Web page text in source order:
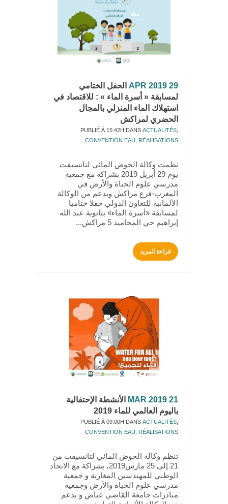
29 APR 2019
الحفل الختامي
لمسابقة « أسرة الماء » : للاقتصاد في
استهلاك الماء المنزلي بالمجال
الحضري لمراكش
PUBLIÉ À 15:42H DANS ACTUALITÉS
CONVENTION EAU
RÉALISATIONS
نظمت وكالة الحوض المائي لتانسيفت
يوم 29 أبريل 2019 بشراكة مع جمعية
مدرسي علوم الحياة والأرض في
المغرب-فرع مراكش وبدعم من الوكالة
الألمانية للتعاون الدولي حفلا ختاميا
لمسابقة «أسرة الماء» بثانوية عبد الله
إبراهيم حي المحاميد 5 مراكش...
قراءة المزيد
21 MAR 2019
الأنشطة الإحتفالية
باليوم العالمي للماء 2019
PUBLIÉ À 09:00H DANS ACTUALITÉS
CONVENTION EAU
RÉALISATIONS
تنظم وكالة الحوض المائي لتانسيفت من
21 إلى 25 مارس2019، بشراكة مع الاتحاد
الوطني للمهندسين المغاربة و جمعية
مدرسي علوم الحياة والأرض وجمعية
مبادرات جامعة القاضي عياض و بدعم